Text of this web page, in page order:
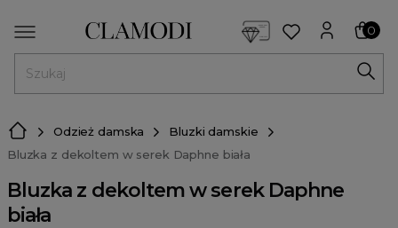
0
Odzież damska
Bluzki damskie
Bluzka z dekoltem w serek Daphne biała
Bluzka z dekoltem w serek Daphne
biała